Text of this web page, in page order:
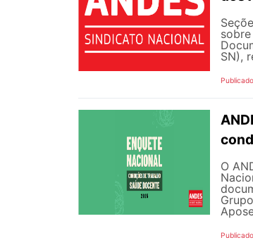
SN),
O